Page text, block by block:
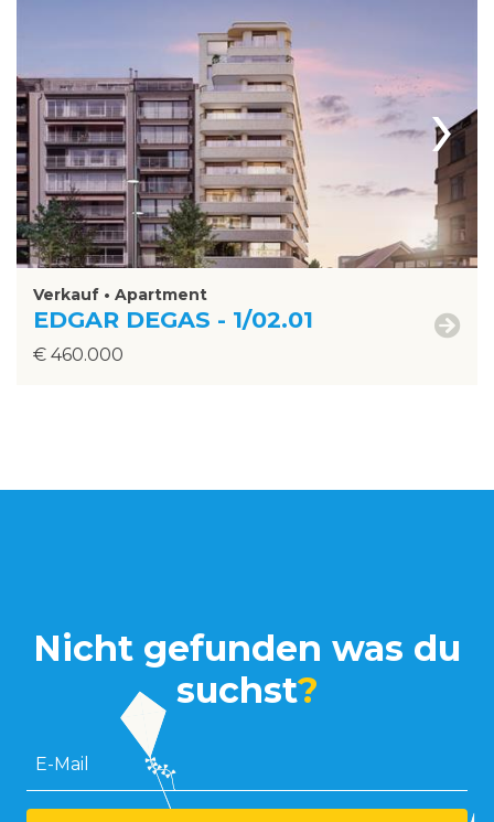
›
Verkauf • Apartment
EDGAR DEGAS - 1/02.01
€ 460.000
Nicht gefunden was du
suchst?
E-Mail